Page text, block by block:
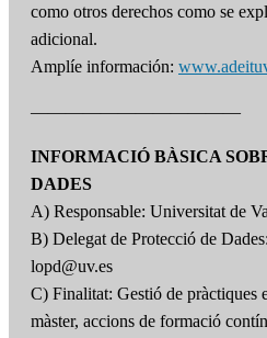
como otros derechos como se
adicional.
Amplíe información:
————————————
INFORMACIÓ BÀSICA
DADES
A) Responsable: Universitat de
B) Delegat de Protecció de
lopd@uv.es
C) Finalitat: Gestió de pràctiques
màster, accions de formació